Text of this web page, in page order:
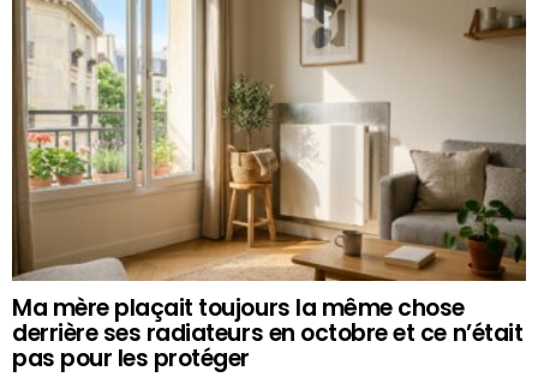
Ma mère plaçait toujours la même chose
derrière ses radiateurs en octobre et ce n’était
pas pour les protéger